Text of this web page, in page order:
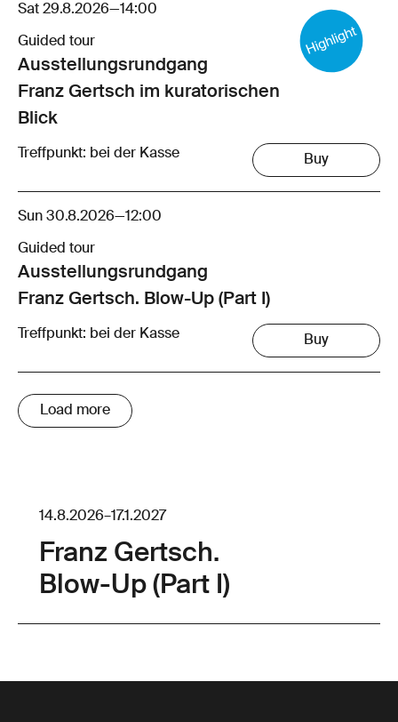
Sat 29.8.2026—14:00
Guided tour
Ausstellungsrund­gang
Franz Gertsch im kuratorischen
Blick
Treffpunkt: bei der Kasse Buy
Sun 30.8.2026—12:00
Guided tour
Ausstellungsrund­gang
Franz Gertsch. Blow-Up (Part I)
Treffpunkt: bei der Kasse Buy
Load more
14.8.2026–17.1.2027
Franz Gertsch.
Blow-Up (Part I)